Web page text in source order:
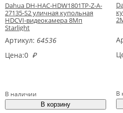
Dahua DH-HAC-HDW1801TP-Z-A-
27135-S2 уличная купольная
HDCVI-видеокамера 8Мп
Starlight
Артикул: 64536
Цена:0 ₽
В наличии В